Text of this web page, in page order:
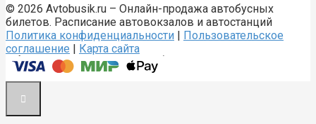
© 2026 Avtobusik.ru – Онлайн-продажа автобусных
билетов. Расписание автовокзалов и автостанций
Политика конфиденциальности
Пользовательское
соглашение
Карта сайта